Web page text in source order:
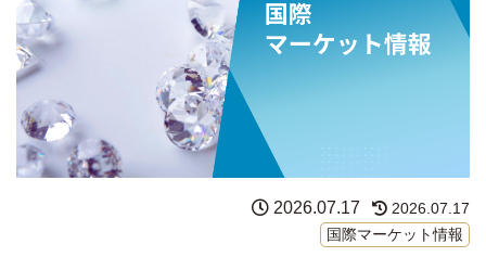
2026.07.17
2026.07.17
国際マーケット情報